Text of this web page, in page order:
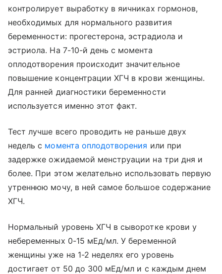
контролирует выработку в яичниках гормонов,
необходимых для нормального развития
беременности: прогестерона, эстрадиола и
эстриола. На 7-10-й день с момента
оплодотворения происходит значительное
повышение концентрации ХГЧ в крови женщины.
Для ранней диагностики беременности
используется именно этот факт.
Тест лучше всего проводить не раньше двух
недель с момента оплодотворения или при
задержке ожидаемой менструации на три дня и
более. При этом желательно использовать первую
утреннюю мочу, в ней самое большое содержание
ХГЧ.
Нормальный уровень ХГЧ в сыворотке крови у
небеременных 0-15 мЕд/мл. У беременной
женщины уже на 1-2 неделях его уровень
достигает от 50 до 300 мЕд/мл и с каждым днем